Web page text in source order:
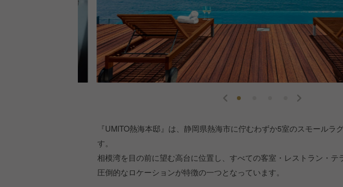
『UMITO熱海本邸』は、静岡県熱海市に佇むわずか5室のスモールラ
す。
相模湾を目の前に望む高台に位置し、すべての客室・レストラン・テ
圧倒的なロケーションが特徴の一つとなっています。